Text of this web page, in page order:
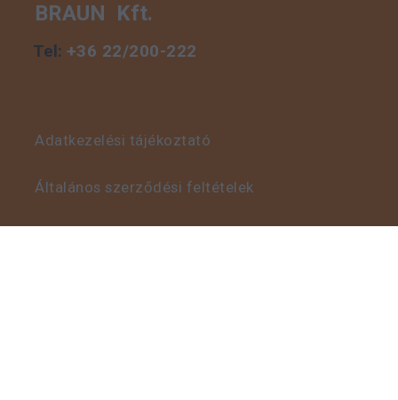
BRAUN Kft.
Tel: +36 22/200-222
Adatkezelési tájékoztató
Általános szerződési feltételek